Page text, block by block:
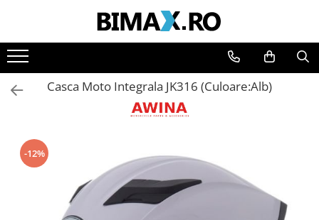
Toate Produsele
Triciclete Electrice
⬇ TIPURI
➔ Acoperita
➔ Adulti - Fara permis
➔ Adulti - 2 Locuri
➔ Adulti - cu Cabina
Casca Moto Integrala JK316 (Culoare:Alb)
-12%